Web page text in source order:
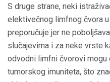
S druge strane, neki
elektivečnog limfnog čvora
preporučuje jer ne
slučajevima i za neke vrste
odvodni limfni čvorovi
tumorskog imuniteta, što